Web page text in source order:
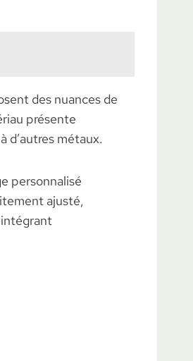
des nuances de
présente
d’autres métaux.
personnalisé
ajusté,